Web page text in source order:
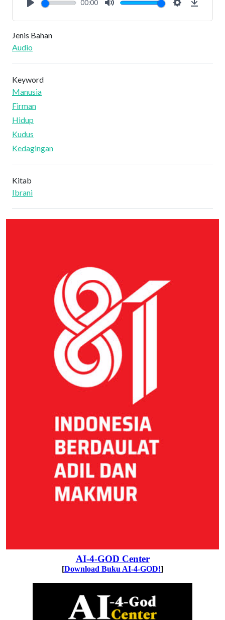
00:00
Jenis Bahan
Audio
Keyword
Manusia
Firman
Hidup
Kudus
Kedagingan
Kitab
Ibrani